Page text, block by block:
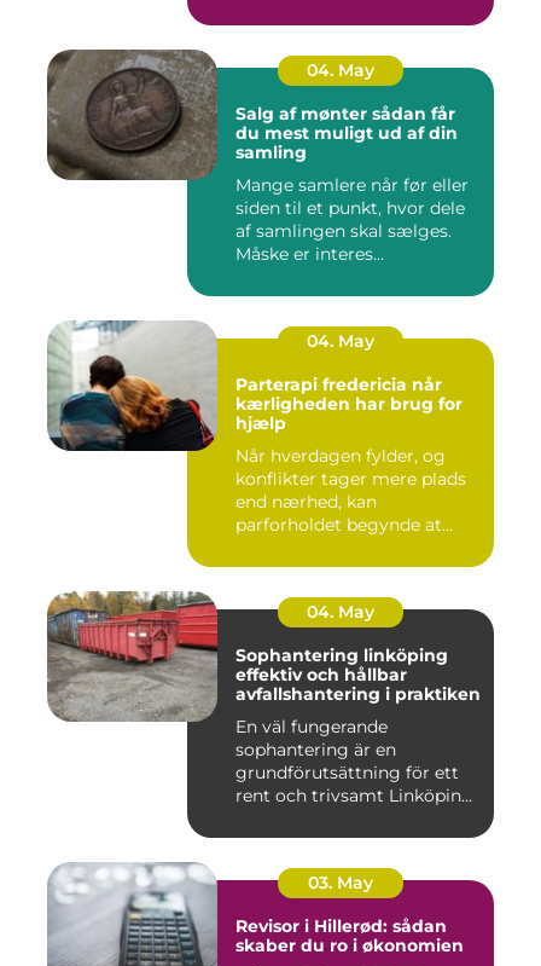
04. May
Salg af mønter sådan får
du mest muligt ud af din
samling
Mange samlere når før eller
siden til et punkt, hvor dele
af samlingen skal sælges.
Måske er interes...
04. May
Parterapi fredericia når
kærligheden har brug for
hjælp
Når hverdagen fylder, og
konflikter tager mere plads
end nærhed, kan
parforholdet begynde at
04. May
Sophantering linköping
effektiv och hållbar
avfallshantering i praktiken
En väl fungerande
sophantering är en
grundförutsättning för ett
rent och trivsamt Linköping.
03. May
Revisor i Hillerød: sådan
skaber du ro i økonomien